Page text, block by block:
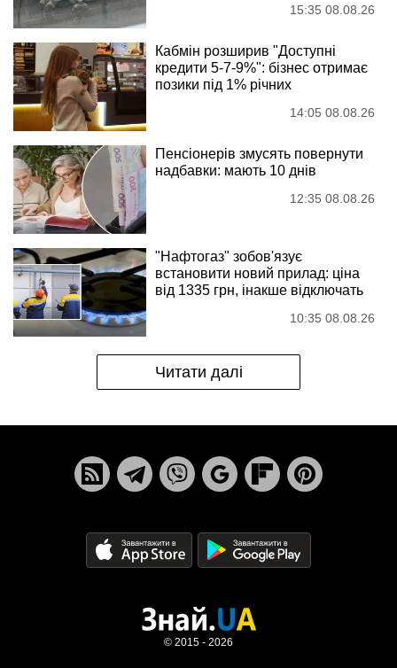
15:35 08.08.26
Кабмін розширив "Доступні
кредити 5-7-9%": бізнес отримає
позики під 1% річних
14:05 08.08.26
Пенсіонерів змусять повернути
надбавки: мають 10 днів
12:35 08.08.26
"Нафтогаз" зобов'язує
встановити новий прилад: ціна
від 1335 грн, інакше відключать
10:35 08.08.26
Читати далі
© 2015 - 2026